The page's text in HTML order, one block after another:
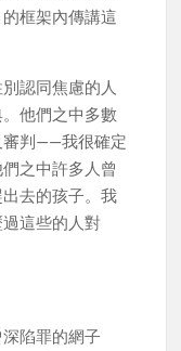
框架內傳講這
認同焦慮的人
他們之中多數
審判——我很確定
之中許多人曾
去的孩子。我
這些的人對
陷罪的網子